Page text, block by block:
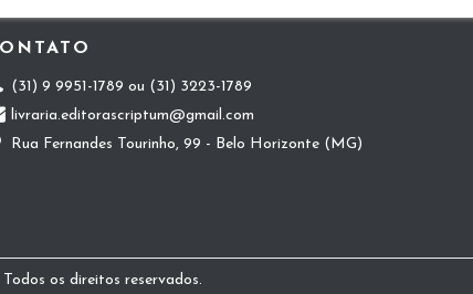
(31) 9 9951-1789 ou (31) 3223-1789
livraria.editorascriptum@gmail.com
Rua Fernandes Tourinho, 99 - Belo Horizonte (MG)
os direitos reservados.